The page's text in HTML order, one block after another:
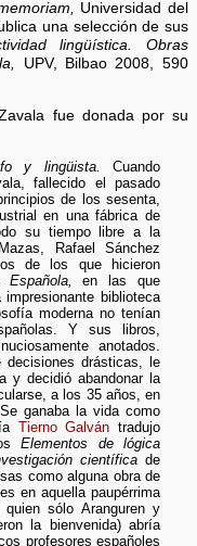
Universidad del
una selección de sus
lingüística. Obras
UPV, Bilbao 2008, 590
fue donada por su
y lingüista.
Cuando
fallecido el pasado
de los sesenta,
en una fábrica de
su tiempo libre a la
Rafael Sánchez
de los que hicieron
Española,
en las que
biblioteca
moderna no tenían
Y sus libros,
anotados.
decisiones drásticas, le
y decidió abandonar la
a los 35 años, en
ganaba la vida como
Tierno Galván tradujo
Elementos de lógica
científica de
como alguna obra de
en aquella paupérrima
sólo Aranguren y
la bienvenida) abría
profesores españoles